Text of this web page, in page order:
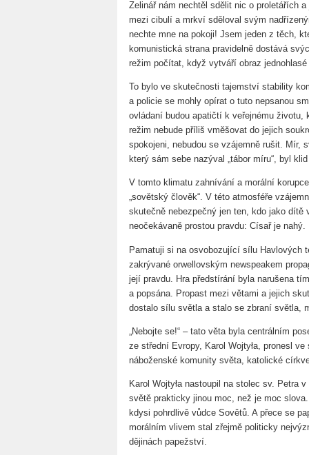
Zelinář nám nechtěl sdělit nic o proletářích
mezi cibulí a mrkví sděloval svým
nechte mne na pokoji! Jsem jeden z těch,
komunistická strana pravidelně dostává
režim počítat, když vytváří obraz
To bylo ve skutečnosti tajemství stability
a policie se mohly opírat o tuto nepsanou
ovládaní budou apatičtí k veřejnému životu,
režim nebude příliš vměšovat do jejich
spokojeni, nebudou se vzájemně rušit. Mír,
který sám sebe nazýval „tábor míru“, byl
V tomto klimatu zahnívání a morální
„sovětský člověk“. V této atmosféře
skutečně nebezpečný jen ten, kdo jako
neočekávaně prostou pravdu: Císař je nahý.
Pamatuji si na osvobozující sílu Havlových
zakrývané orwellovským newspeakem
její pravdu. Hra předstírání byla narušena
a popsána. Propast mezi větami a jejich
dostalo sílu světla a stalo se zbraní světla,
„Nebojte se!“ – tato věta byla centrálním
ze střední Evropy, Karol Wojtyła, pronesl
náboženské komunity světa, katolické
Karol Wojtyła nastoupil na stolec sv. Petra
světě prakticky jinou moc, než je moc
kdysi pohrdlivě vůdce Sovětů. A přece se
morálním vlivem stal zřejmě politicky
dějinách papežství.